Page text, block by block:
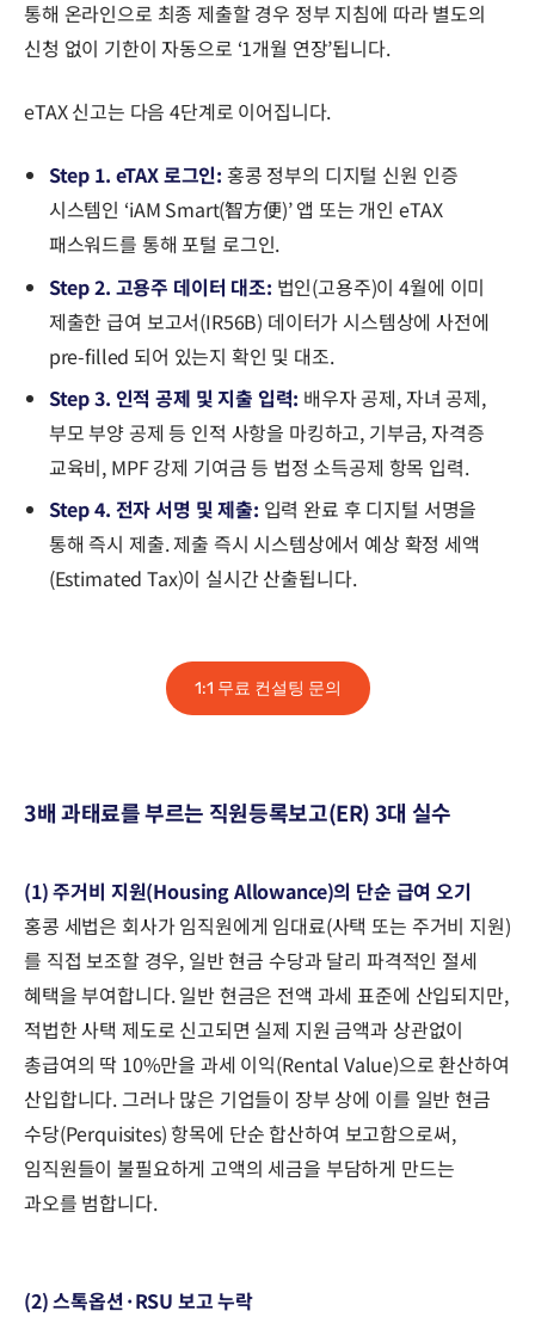
통해 온라인으로 최종 제출할 경우 정부 지침에 따라 별도의
신청 없이 기한이 자동으로 ‘1개월 연장’됩니다.
eTAX 신고는 다음 4단계로 이어집니다.
Step 1. eTAX 로그인: 홍콩 정부의 디지털 신원 인증
시스템인 ‘iAM Smart(智方便)’ 앱 또는 개인 eTAX
패스워드를 통해 포털 로그인.
Step 2. 고용주 데이터 대조: 법인(고용주)이 4월에 이미
제출한 급여 보고서(IR56B) 데이터가 시스템상에 사전에
pre-filled 되어 있는지 확인 및 대조.
Step 3. 인적 공제 및 지출 입력: 배우자 공제, 자녀 공제,
부모 부양 공제 등 인적 사항을 마킹하고, 기부금, 자격증
교육비, MPF 강제 기여금 등 법정 소득공제 항목 입력.
Step 4. 전자 서명 및 제출: 입력 완료 후 디지털 서명을
통해 즉시 제출. 제출 즉시 시스템상에서 예상 확정 세액
(Estimated Tax)이 실시간 산출됩니다.
1:1 무료 컨설팅 문의
3배 과태료를 부르는 직원등록보고(ER) 3대 실수
(1) 주거비 지원(Housing Allowance)의 단순 급여 오기
홍콩 세법은 회사가 임직원에게 임대료(사택 또는 주거비 지원)
를 직접 보조할 경우, 일반 현금 수당과 달리 파격적인 절세
혜택을 부여합니다. 일반 현금은 전액 과세 표준에 산입되지만,
적법한 사택 제도로 신고되면 실제 지원 금액과 상관없이
총급여의 딱 10%만을 과세 이익(Rental Value)으로 환산하여
산입합니다. 그러나 많은 기업들이 장부 상에 이를 일반 현금
수당(Perquisites) 항목에 단순 합산하여 보고함으로써,
임직원들이 불필요하게 고액의 세금을 부담하게 만드는
과오를 범합니다.
(2) 스톡옵션·RSU 보고 누락